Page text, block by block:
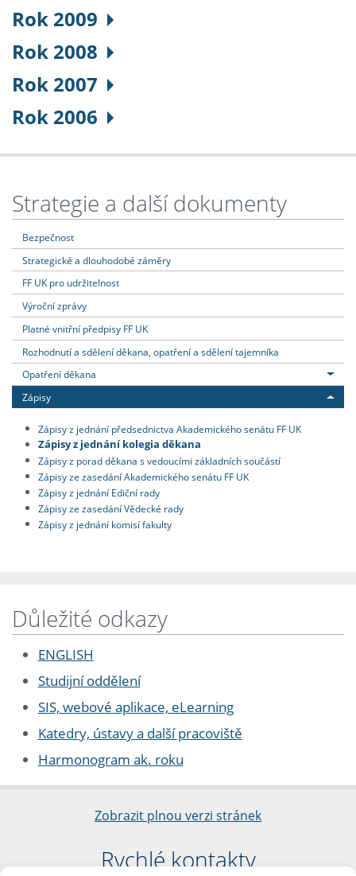
Rok 2009
Rok 2008
Rok 2007
Rok 2006
Strategie a další dokumenty
Bezpečnost
Strategické a dlouhodobé záměry
FF UK pro udržitelnost
Výroční zprávy
Platné vnitřní předpisy FF UK
Rozhodnutí a sdělení děkana, opatření a sdělení tajemníka
Opatření děkana
Zápisy
Zápisy z jednání předsednictva Akademického senátu FF UK
Zápisy z jednání kolegia děkana
Zápisy z porad děkana s vedoucími základních součástí
Zápisy ze zasedání Akademického senátu FF UK
Zápisy z jednání Ediční rady
Zápisy ze zasedání Vědecké rady
Zápisy z jednání komisí fakulty
Důležité odkazy
ENGLISH
Studijní oddělení
SIS, webové aplikace, eLearning
Katedry, ústavy a další pracoviště
Harmonogram ak. roku
Zobrazit plnou verzi stránek
Rychlé kontakty